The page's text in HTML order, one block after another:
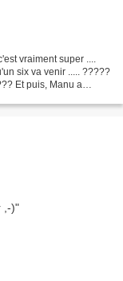
vraiment super ....
six va venir ..... ?????
Et puis, Manu a